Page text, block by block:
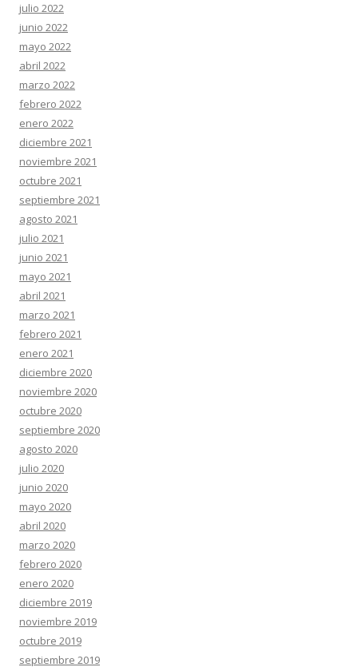
julio 2022
junio 2022
mayo 2022
abril 2022
marzo 2022
febrero 2022
enero 2022
diciembre 2021
noviembre 2021
octubre 2021
septiembre 2021
agosto 2021
julio 2021
junio 2021
mayo 2021
abril 2021
marzo 2021
febrero 2021
enero 2021
diciembre 2020
noviembre 2020
octubre 2020
septiembre 2020
agosto 2020
julio 2020
junio 2020
mayo 2020
abril 2020
marzo 2020
febrero 2020
enero 2020
diciembre 2019
noviembre 2019
octubre 2019
septiembre 2019